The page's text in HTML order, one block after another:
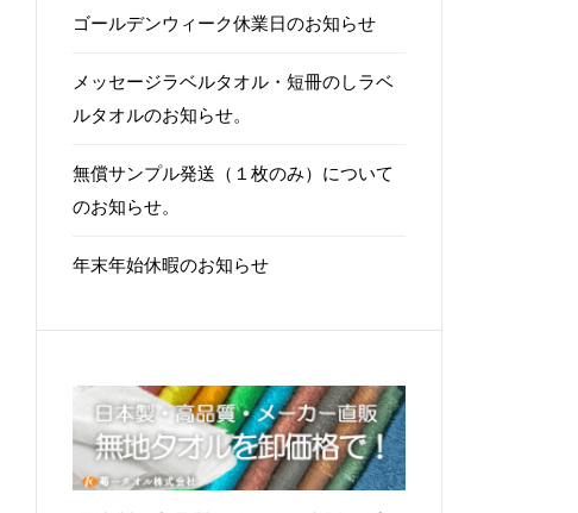
ゴールデンウィーク休業日のお知らせ
メッセージラベルタオル・短冊のしラベ
ルタオルのお知らせ。
無償サンプル発送（１枚のみ）について
のお知らせ。
年末年始休暇のお知らせ